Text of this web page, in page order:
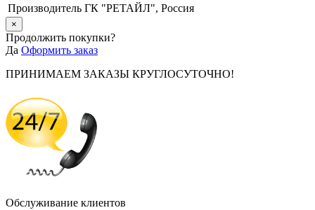
Производитель ГК "РЕТАЙЛ", Россия
×
Продолжить покупки?
Да Оформить заказ
ПРИНИМАЕМ ЗАКАЗЫ КРУГЛОСУТОЧНО!
Обслуживание клиентов